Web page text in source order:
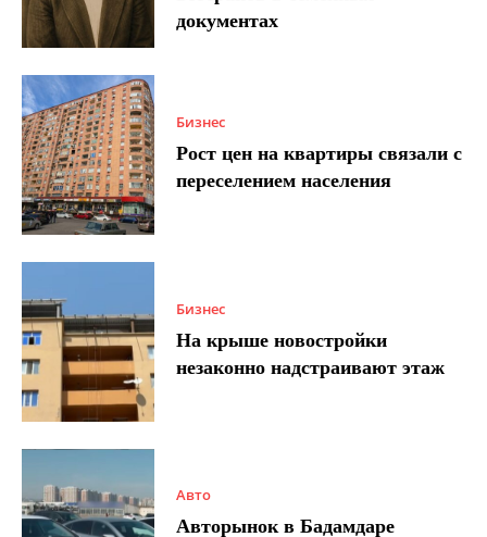
документах
Бизнес
Рост цен на квартиры связали с
переселением населения
Бизнес
На крыше новостройки
незаконно надстраивают этаж
Авто
Авторынок в Бадамдаре